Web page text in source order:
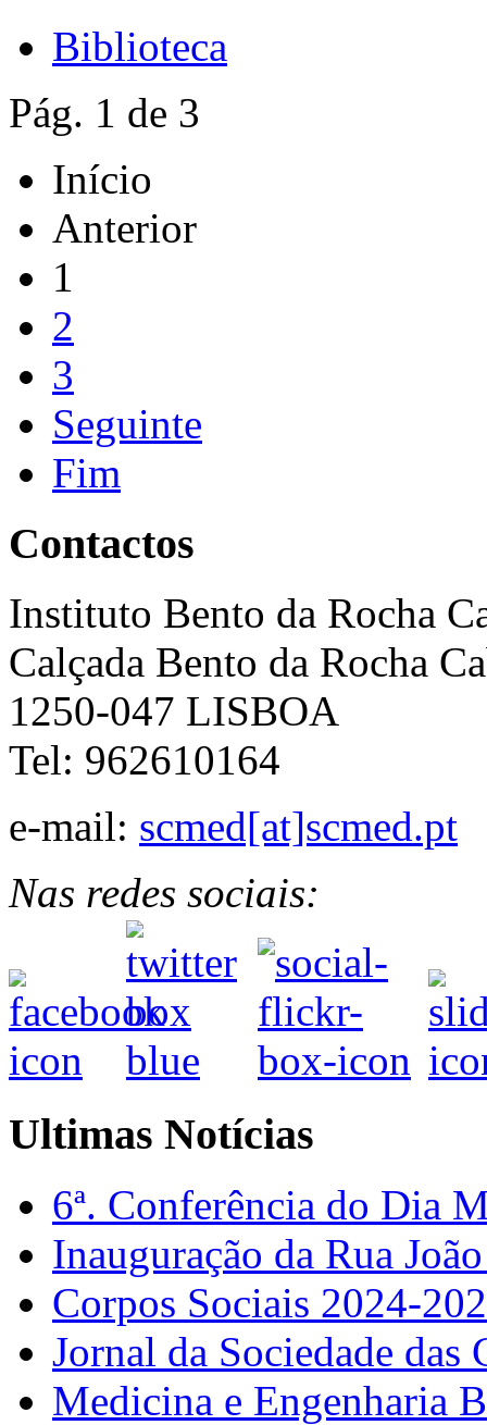
Biblioteca
Pág. 1 de 3
Início
Anterior
1
2
3
Seguinte
Fim
Contactos
Instituto Bento da Rocha
Calçada Bento da Rocha
1250-047 LISBOA
Tel: 962610164
e-mail: scmed[at]scmed.pt
Nas redes sociais:
Ultimas Notícias
6ª. Conferência do Dia
Inauguração da Rua
Corpos Sociais 2024-
Jornal da Sociedade
Medicina e Engenharia